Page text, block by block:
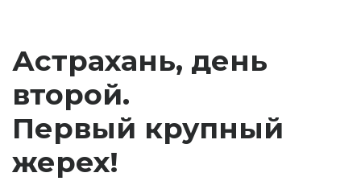
Астрахань, день
второй.
Первый крупный
жерех!